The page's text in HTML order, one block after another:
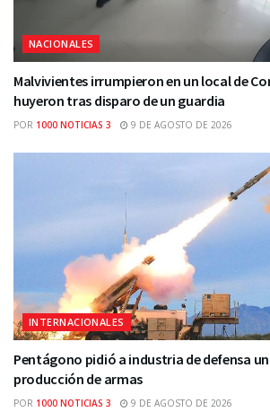
NACIONALES
Malvivientes irrumpieron en un local de
huyeron tras disparo de un guardia
POR 1000 NOTICIAS 3 9 DE AGOSTO DE 2026
INTERNACIONALES
Pentágono pidió a industria de defensa
producción de armas
POR 1000 NOTICIAS 3 9 DE AGOSTO DE 2026